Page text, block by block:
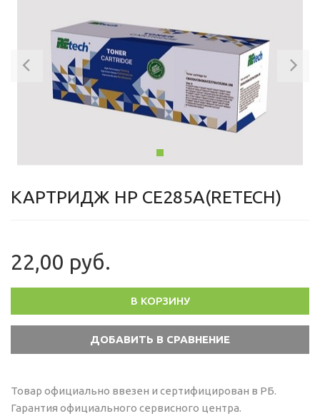
Previous
КАРТРИДЖ HP CE285A(RETECH)
22,00 руб.
В КОРЗИНУ
Товар официально ввезен и сертифицирован в РБ.
Гарантия официального сервисного центра.